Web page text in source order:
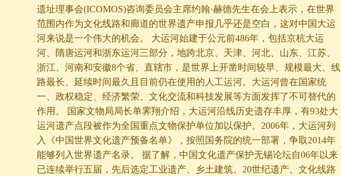
遗址理事会(ICOMOS)咨询委员会主席约翰·赫德先生在会上表示，在世界
范围内作为文化线路和廊道的世界遗产申报几乎还是空白，这对中国大运
河来说是一个伟大的机会。 大运河始建于公元前486年，包括京杭大运
河、隋唐运河和浙东运河三部分，地跨北京、天津、河北、山东、江苏、
浙江、河南和安徽8个省、直辖市，是世界上开凿时间较早、规模最大、线
路最长、延续时间最久且目前仍在使用的人工运河。大运河曾在国家统
一、政权稳定、经济繁荣、文化交流和科技发展等方面发挥了不可替代的
作用。 国家文物局局长单霁翔介绍，大运河沿线历史遗存丰厚，有93处大
运河遗产点段被作为全国重点文物保护单位加以保护。2006年，大运河列
入《中国世界文化遗产预备名单》，按照国务院的统一部署，争取2014年
能够列入世界遗产名录。 据了解，中国文化遗产保护无锡论坛自06年以来
已连续举行五届，先后选定工业遗产、乡土建筑、20世纪遗产、文化线路